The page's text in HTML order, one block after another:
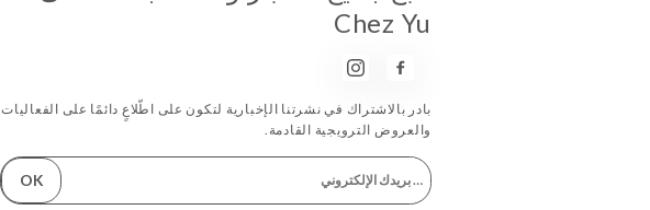
Chez Yu
بادر بالاشتراك في نشرتنا الإخبارية لتكون على اطّلاعٍ دائمًا على الفعاليات
والعروض الترويجية القادمة.
OK